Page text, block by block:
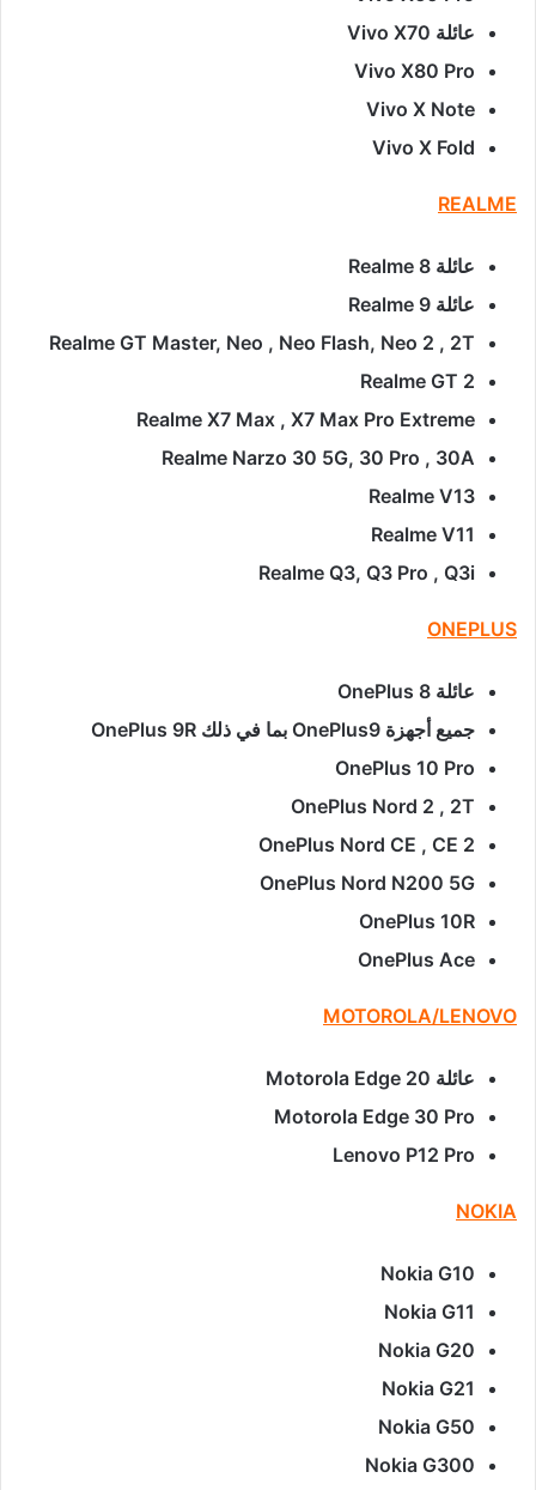
عائلة Vivo X70
Vivo X80 Pro
Vivo X Note
Vivo X Fold
REALME
عائلة Realme 8
عائلة Realme 9
Realme GT Master, Neo , Neo Flash, Neo 2 , 2T
Realme GT 2
Realme X7 Max , X7 Max Pro Extreme
Realme Narzo 30 5G, 30 Pro , 30A
Realme V13
Realme V11
Realme Q3, Q3 Pro , Q3i
ONEPLUS
عائلة OnePlus 8
جميع أجهزة OnePlus9 بما في ذلك OnePlus 9R
OnePlus 10 Pro
OnePlus Nord 2 , 2T
OnePlus Nord CE , CE 2
OnePlus Nord N200 5G
OnePlus 10R
OnePlus Ace
MOTOROLA/LENOVO
عائلة Motorola Edge 20
Motorola Edge 30 Pro
Lenovo P12 Pro
NOKIA
Nokia G10
Nokia G11
Nokia G20
Nokia G21
Nokia G50
Nokia G300